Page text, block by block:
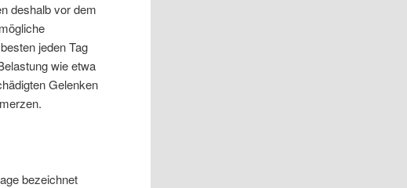
deshalb vor dem
jeden Tag
wie etwa
Gelenken
bezeichnet